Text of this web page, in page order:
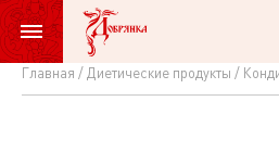
Главная Диетические продукты
Мармелад